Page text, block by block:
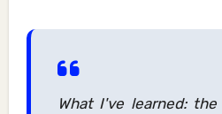
What I've learned: